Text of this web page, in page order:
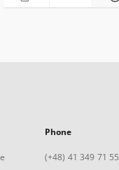
Phone
(+48) 41 349 71 55